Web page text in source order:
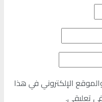
الإلكتروني في هذا
تعليقي.